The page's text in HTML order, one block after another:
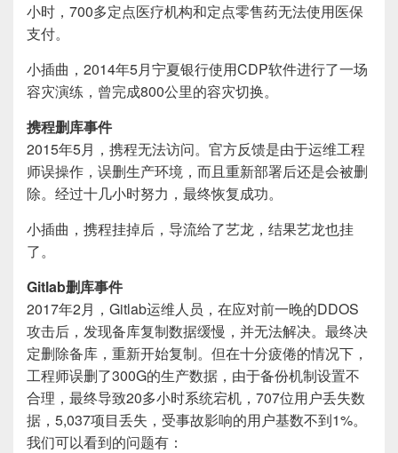
小时，700多定点医疗机构和定点零售药无法使用医保
支付。
小插曲，2014年5月宁夏银行使用CDP软件进行了一场
容灾演练，曾完成800公里的容灾切换。
携程删库事件
2015年5月，携程无法访问。官方反馈是由于运维工程
师误操作，误删生产环境，而且重新部署后还是会被删
除。经过十几小时努力，最终恢复成功。
小插曲，携程挂掉后，导流给了艺龙，结果艺龙也挂
了。
Gitlab删库事件
2017年2月，Gitlab运维人员，在应对前一晚的DDOS
攻击后，发现备库复制数据缓慢，并无法解决。最终决
定删除备库，重新开始复制。但在十分疲倦的情况下，
工程师误删了300G的生产数据，由于备份机制设置不
合理，最终导致20多小时系统宕机，707位用户丢失数
据，5,037项目丢失，受事故影响的用户基数不到1%。
我们可以看到的问题有：